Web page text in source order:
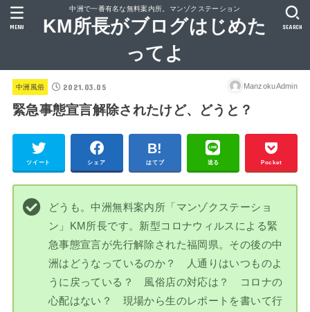
中洲で一番有名な無料案内所。マンゾクステーション
KM所長がブログはじめた
ってよ
SEARCH
MENU
中洲風俗 2021.03.05 ManzokuAdmin
緊急事態宣言解除されたけど、どうと？
ツイート シェア はてブ 送る Pocket
どうも。中洲無料案内所「マンゾクステーショ
ン」KM所長です。新型コロナウィルスによる緊
急事態宣言が先行解除された福岡県。その後の中
洲はどうなっているのか？ 人通りはいつものよ
うに戻っている？ 風俗店の対応は？ コロナの
心配はない？ 現場から生のレポートを書いて行